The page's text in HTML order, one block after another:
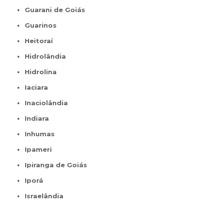
Guarani de Goiás
Guarinos
Heitoraí
Hidrolândia
Hidrolina
Iaciara
Inaciolândia
Indiara
Inhumas
Ipameri
Ipiranga de Goiás
Iporá
Israelândia